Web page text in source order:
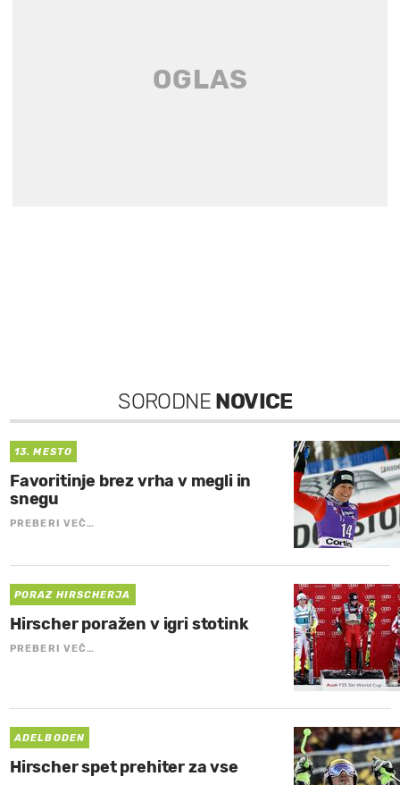
SORODNE NOVICE
13. MESTO
Favoritinje brez vrha v megli in
snegu
PREBERI VEČ…
PORAZ HIRSCHERJA
Hirscher poražen v igri stotink
PREBERI VEČ…
ADELBODEN
Hirscher spet prehiter za vse